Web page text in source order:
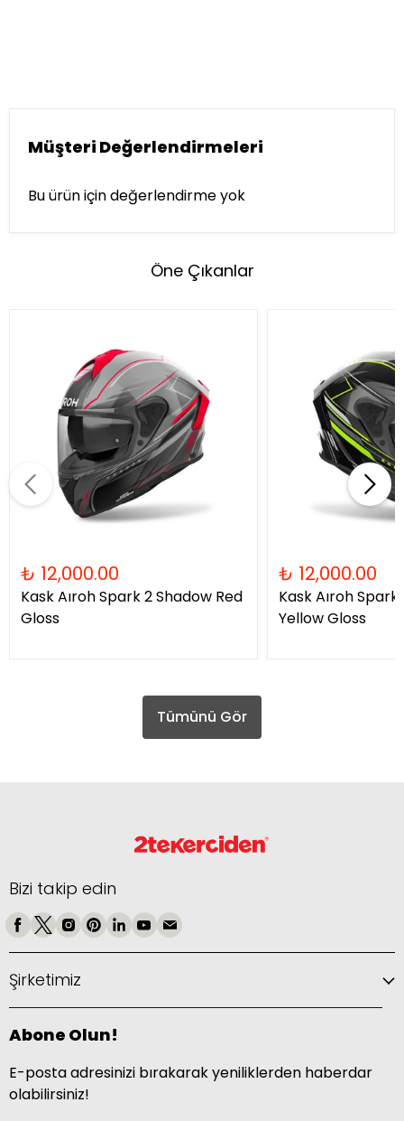
Müşteri Değerlendirmeleri
Bu ürün için değerlendirme yok
Öne Çıkanlar
₺ 12,000.00
Kask Aıroh Spark 2 Shadow Red
Gloss
₺ 12,000.00
Kask Aıroh
Yellow Gloss
Tümünü Gör
Bizi takip edin
Şirketimiz
Abone Olun!
E-posta adresinizi bırakarak yeniliklerden haberdar
olabilirsiniz!